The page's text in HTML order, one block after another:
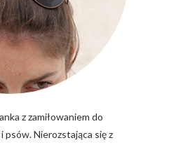
z zamiłowaniem do
psów. Nierozstająca się z